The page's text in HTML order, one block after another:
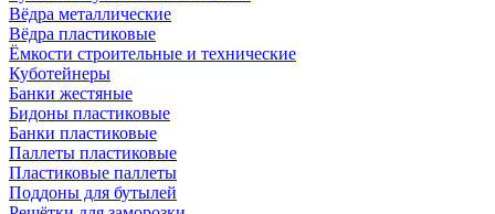
Вёдра металлические
Вёдра пластиковые
Ёмкости строительные и технические
Куботейнеры
Банки жестяные
Бидоны пластиковые
Банки пластиковые
Паллеты пластиковые
Пластиковые паллеты
Поддоны для бутылей